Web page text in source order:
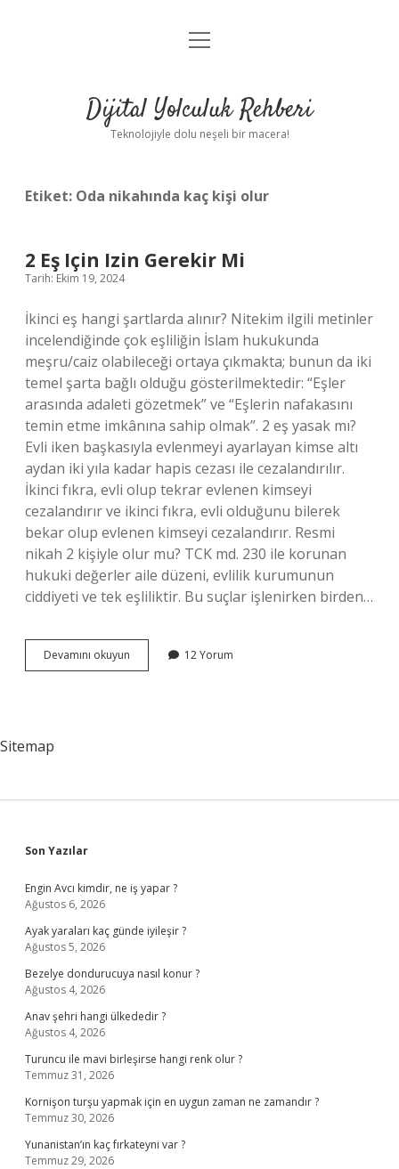
Anasayfa
Yasal Uyarı
menüyü
Dijital Yolculuk Rehberi
Teknolojiyle dolu neşeli bir macera!
Etiket: Oda nikahında kaç kişi olur
2 Eş Için Izin Gerekir Mi
Tarih: Ekim 19, 2024
İkinci eş hangi şartlarda alınır? Nitekim ilgili metinler
incelendiğinde çok eşliliğin İslam hukukunda
meşru/caiz olabileceği ortaya çıkmakta; bunun da iki
temel şarta bağlı olduğu gösterilmektedir: “Eşler
arasında adaleti gözetmek” ve “Eşlerin nafakasını
temin etme imkânına sahip olmak”. 2 eş yasak mı?
Evli iken başkasıyla evlenmeyi ayarlayan kimse altı
aydan iki yıla kadar hapis cezası ile cezalandırılır.
İkinci fıkra, evli olup tekrar evlenen kimseyi
cezalandırır ve ikinci fıkra, evli olduğunu bilerek
bekar olup evlenen kimseyi cezalandırır. Resmi
nikah 2 kişiyle olur mu? TCK md. 230 ile korunan
hukuki değerler aile düzeni, evlilik kurumunun
ciddiyeti ve tek eşliliktir. Bu suçlar işlenirken birden…
Devamını okuyun
Eş
12 Yorum
Sitemap
Sidebar
Son Yazılar
Engin Avcı kimdir, ne iş yapar ?
Ağustos 6, 2026
Ayak yaraları kaç günde iyileşir ?
Ağustos 5, 2026
Bezelye dondurucuya nasıl konur ?
Ağustos 4, 2026
Anav şehri hangi ülkededir ?
Ağustos 4, 2026
Turuncu ile mavi birleşirse hangi renk olur ?
Temmuz 31, 2026
Kornişon turşu yapmak için en uygun zaman ne zamandır ?
Temmuz 30, 2026
Yunanistan’ın kaç fırkateyni var ?
Temmuz 29, 2026